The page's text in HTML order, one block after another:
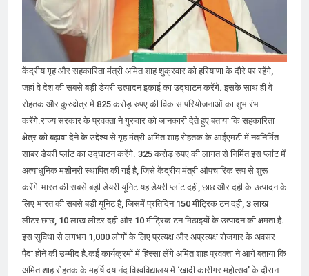
जारी किया, दिल्ली-NCR समेत कई क्षेत्रों में
जलभराव और बाढ़ की आशंका
August 6, 2026
जंतर-मंतर पुलिस कार्रवाई पर संसद में विपक्ष
का हंगामा तेज़, सरकार से जवाब की मांग
August 6, 2026
राष्ट्रीय हथकरघा दिवस की तैयारियाँ तेज़,
देशभर में बुनकरों और हस्तशिल्प प्रदर्शनियों का
होगा आयोजन
August 5, 2026
केंद्रीय गृह और सहकारिता मंत्री अमित शाह शुक्रवार को हरियाणा के दौरे पर रहेंगे,
जहां वे देश की सबसे बड़ी डेयरी उत्पादन इकाई का उद्घाटन करेंगे. इसके साथ ही वे
रोहतक और कुरुक्षेत्र में 825 करोड़ रुपए की विकास परियोजनाओं का शुभारंभ
करेंगे.राज्य सरकार के प्रवक्ता ने गुरुवार को जानकारी देते हुए बताया कि सहकारिता
क्षेत्र को बढ़ावा देने के उद्देश्य से गृह मंत्री अमित शाह रोहतक के आईएमटी में नवनिर्मित
साबर डेयरी प्लांट का उद्घाटन करेंगे. 325 करोड़ रुपए की लागत से निर्मित इस प्लांट में
अत्याधुनिक मशीनरी स्थापित की गई है, जिसे केंद्रीय मंत्री औपचारिक रूप से शुरू
करेंगे.भारत की सबसे बड़ी डेयरी यूनिट यह डेयरी प्लांट दही, छाछ और दही के उत्पादन के
लिए भारत की सबसे बड़ी यूनिट है, जिसमें प्रतिदिन 150 मीट्रिक टन दही, 3 लाख
लीटर छाछ, 10 लाख लीटर दही और 10 मीट्रिक टन मिठाइयों के उत्पादन की क्षमता है.
इस सुविधा से लगभग 1,000 लोगों के लिए प्रत्यक्ष और अप्रत्यक्ष रोजगार के अवसर
पैदा होने की उम्मीद है.कई कार्यक्रमों में हिस्सा लेंगे अमित शाह प्रवक्ता ने आगे बताया कि
अमित शाह रोहतक के महर्षि दयानंद विश्वविद्यालय में ‘खादी कारीगर महोत्सव’ के दौरान